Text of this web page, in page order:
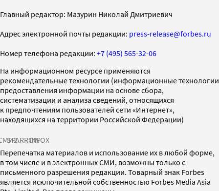
Главный редактор: Мазурин Николай Дмитриевич
Адрес электронной почты редакции: press-release@forbes.ru
Номер телефона редакции: +7 (495) 565-32-06
На информационном ресурсе применяются
рекомендательные технологии (информационные технологии
предоставления информации на основе сбора,
систематизации и анализа сведений, относящихся
к предпочтениям пользователей сети «Интернет»,
находящихся на территории Российской Федерации)
SPARROWINFOX
Перепечатка материалов и использование их в любой форме,
в том числе и в электронных СМИ, возможны только с
письменного разрешения редакции. Товарный знак Forbes
является исключительной собственностью Forbes Media Asia